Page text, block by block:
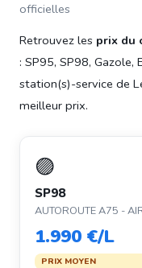
officielles
Retrouvez les prix du
: SP95, SP98, Gazole,
station(s)-service de
meilleur prix.
🟣
SP98
AUTOROUTE A75 -
1.990 €/L
PRIX MOYEN